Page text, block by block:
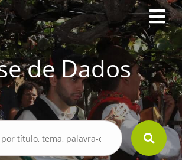
de Dados